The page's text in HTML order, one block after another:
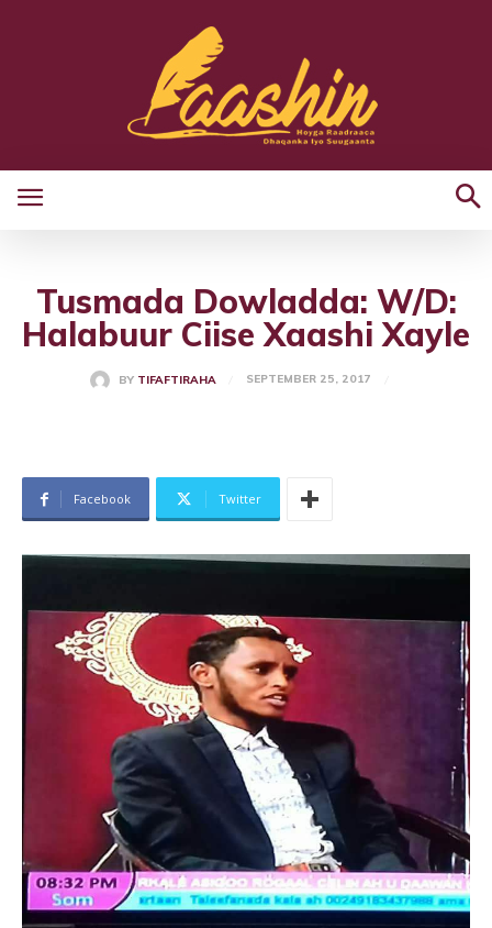
Tusmada Dowladda: W/D:
Halabuur Ciise Xaashi Xayle
BY TIFAFTIRAHA SEPTEMBER 25, 2017
Facebook Twitter